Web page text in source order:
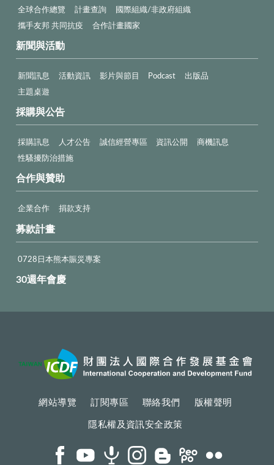
全球合作總覽 計畫查詢
國際組織/非政府組織
攜手友邦 共同抗疫
合作計畫國家
新聞與活動
新聞訊息 活動資訊 影片與節目 Podcast
出版品
主題桌遊
採購與公告
採購訊息 人才公告 誠信經營專區 資訊公開
商機訊息
性騷擾防治措施
合作與贊助
企業合作 捐款支持
募款計畫
0728日本熊本賑災專案
30週年會慶
網站導覽 訂閱專區 聯絡我們 版權聲明
隱私權及資訊安全政策